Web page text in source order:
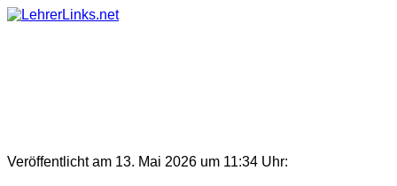
Skip
Veröffentlicht am 13. Mai 2026 um 11:34 Uhr: